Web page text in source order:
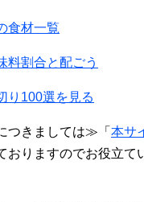
食材一覧
料割合と配ごう
り100選を見る
つきましては≫「 本サ
おりますのでお役立て